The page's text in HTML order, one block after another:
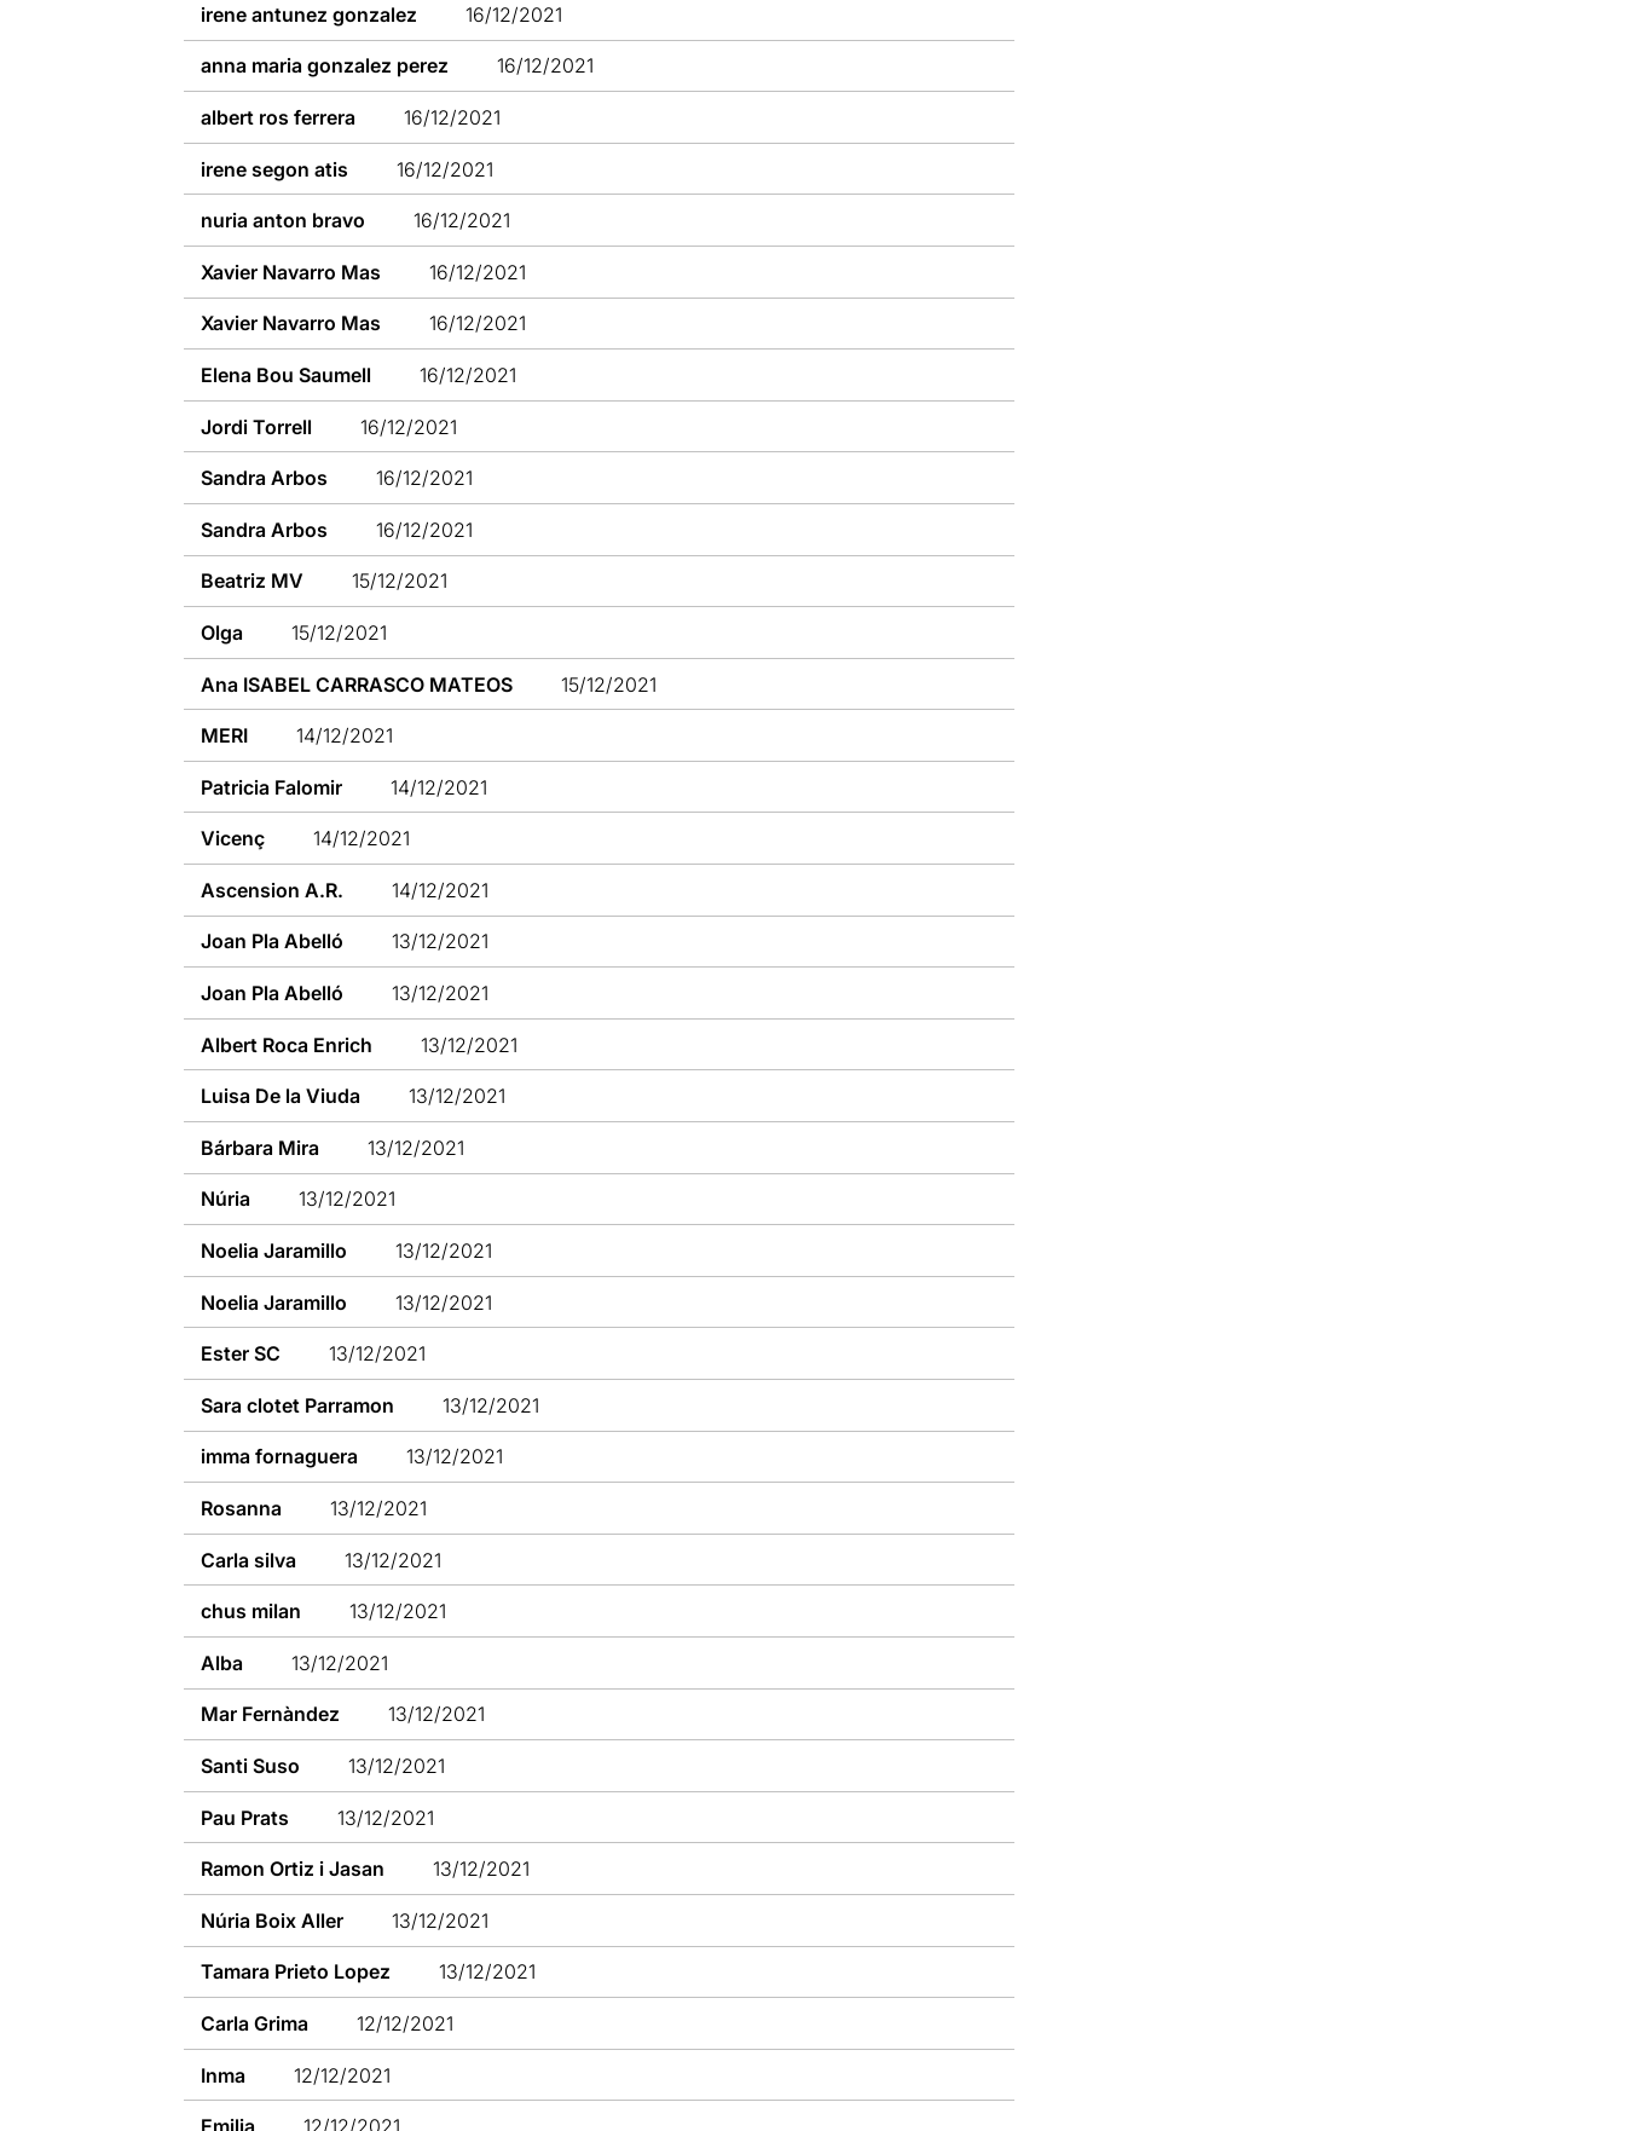
irene antunez gonzalez 16/12/2021
anna maria gonzalez perez 16/12/2021
albert ros ferrera 16/12/2021
irene segon atis 16/12/2021
nuria anton bravo 16/12/2021
Xavier Navarro Mas 16/12/2021
Xavier Navarro Mas 16/12/2021
Elena Bou Saumell 16/12/2021
Jordi Torrell 16/12/2021
Sandra Arbos 16/12/2021
Sandra Arbos 16/12/2021
Beatriz MV 15/12/2021
Olga 15/12/2021
Ana ISABEL CARRASCO MATEOS 15/12/2021
MERI 14/12/2021
Patricia Falomir 14/12/2021
Vicenç 14/12/2021
Ascension A.R. 14/12/2021
Joan Pla Abelló 13/12/2021
Joan Pla Abelló 13/12/2021
Albert Roca Enrich 13/12/2021
Luisa De la Viuda 13/12/2021
Bárbara Mira 13/12/2021
Núria 13/12/2021
Noelia Jaramillo 13/12/2021
Noelia Jaramillo 13/12/2021
Ester SC 13/12/2021
Sara clotet Parramon 13/12/2021
imma fornaguera 13/12/2021
Rosanna 13/12/2021
Carla silva 13/12/2021
chus milan 13/12/2021
Alba 13/12/2021
Mar Fernàndez 13/12/2021
Santi Suso 13/12/2021
Pau Prats 13/12/2021
Ramon Ortiz i Jasan 13/12/2021
Núria Boix Aller 13/12/2021
Tamara Prieto Lopez 13/12/2021
Carla Grima 12/12/2021
Inma 12/12/2021